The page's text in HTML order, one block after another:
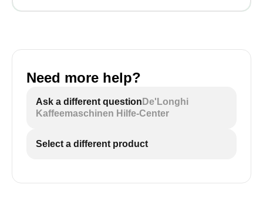
Need more help?
Ask a different question De'Longhi
Kaffeemaschinen Hilfe-Center
Select a different product